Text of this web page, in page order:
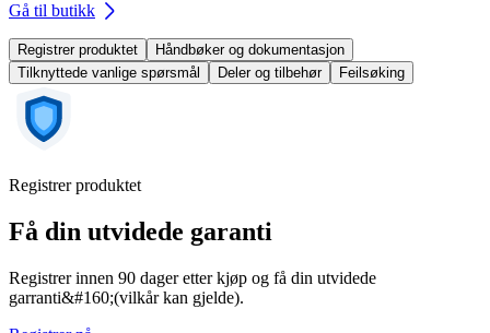
Gå til butikk
Registrer produktet
Håndbøker og dokumentasjon
Tilknyttede vanlige spørsmål
Deler og tilbehør Feilsøking
Registrer produktet
Få din utvidede garanti
Registrer innen 90 dager etter kjøp og få din utvidede
garranti&#160;(vilkår kan gjelde).